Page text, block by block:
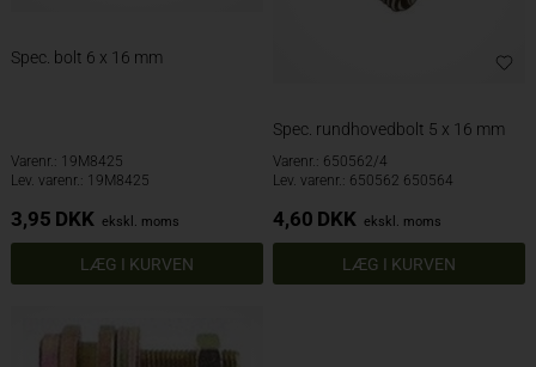
Spec. bolt 6 x 16 mm
Varenr.: 19M8425
Lev. varenr.: 19M8425
3,95 DKK ekskl. moms
Spec. rundhovedbolt 5 x 16 mm
Varenr.: 650562/4
Lev. varenr.: 650562 650564
4,60 DKK ekskl. moms